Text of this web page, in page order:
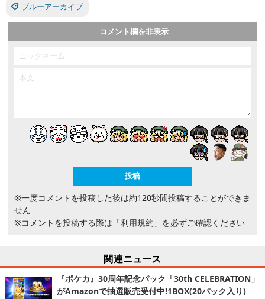
ブルーアーカイブ
コメント欄を非表示
※一度コメントを投稿した後は約120秒間投稿することができま
せん
※コメントを投稿する際は 「利用規約」 を必ずご確認ください
関連ニュース
『ポケカ』30周年記念パック「30th CELEBRATION」
がAmazonで抽選販売受付中!1BOX(20パック入り)